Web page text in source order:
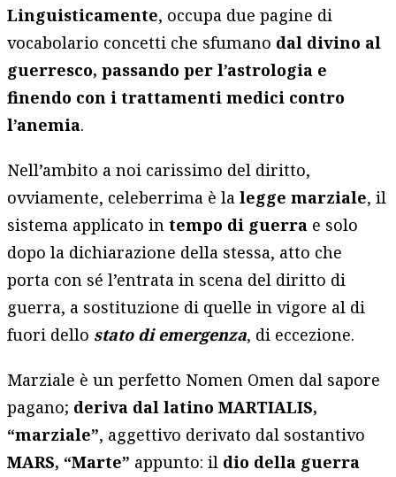
Linguisticamente, occupa due pagine di
vocabolario concetti che sfumano dal divino al
guerresco, passando per l’astrologia e
finendo con i trattamenti medici contro
l’anemia.
Nell’ambito a noi carissimo del diritto,
ovviamente, celeberrima è lalegge marziale, il
sistema applicato in tempo di guerra e solo
dopo la dichiarazione della stessa, atto che
porta con sé l’entrata in scena del diritto di
guerra, a sostituzione di quelle in vigore al di
fuori dello stato di emergenza, di eccezione.
Marziale è un perfetto Nomen Omen dal sapore
pagano; deriva dal latino MARTIALIS,
“marziale”, aggettivo derivato dal sostantivo
MARS, “Marte” appunto: il dio della guerra